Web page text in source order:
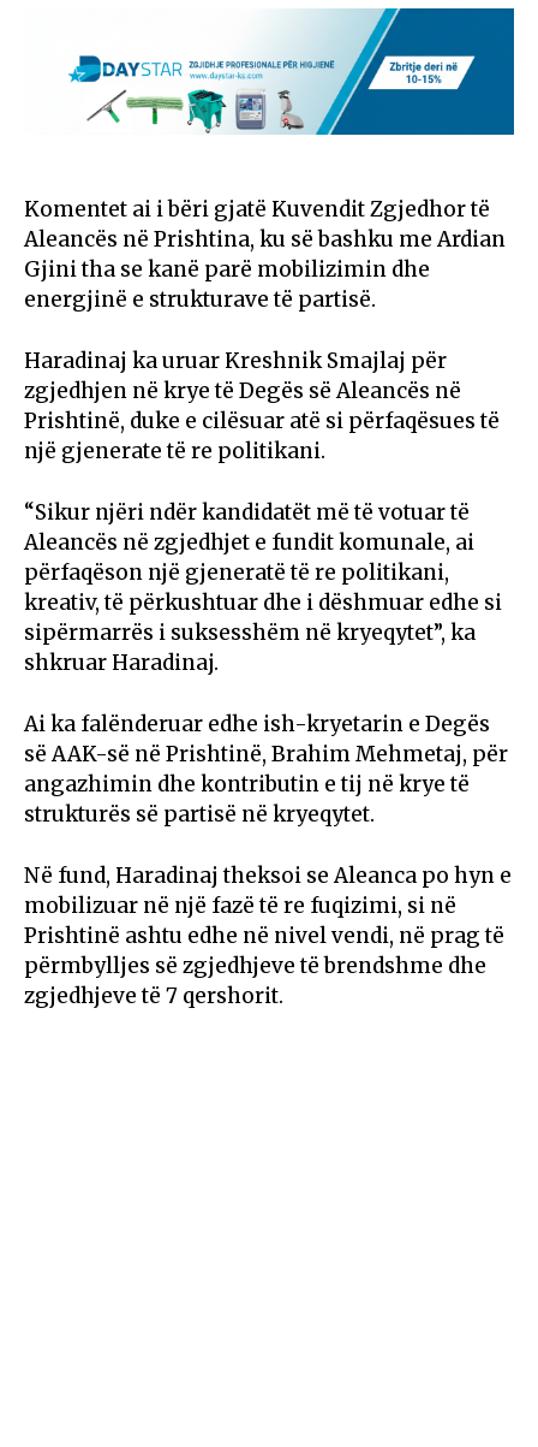
Komentet ai i bëri gjatë Kuvendit Zgjedhor të
Aleancës në Prishtina, ku së bashku me Ardian
Gjini tha se kanë parë mobilizimin dhe
energjinë e strukturave të partisë.
Haradinaj ka uruar Kreshnik Smajlaj për
zgjedhjen në krye të Degës së Aleancës në
Prishtinë, duke e cilësuar atë si përfaqësues të
një gjenerate të re politikani.
“Sikur njëri ndër kandidatët më të votuar të
Aleancës në zgjedhjet e fundit komunale, ai
përfaqëson një gjeneratë të re politikani,
kreativ, të përkushtuar dhe i dëshmuar edhe si
sipërmarrës i suksesshëm në kryeqytet”, ka
shkruar Haradinaj.
Ai ka falënderuar edhe ish-kryetarin e Degës
së AAK-së në Prishtinë, Brahim Mehmetaj, për
angazhimin dhe kontributin e tij në krye të
strukturës së partisë në kryeqytet.
Në fund, Haradinaj theksoi se Aleanca po hyn e
mobilizuar në një fazë të re fuqizimi, si në
Prishtinë ashtu edhe në nivel vendi, në prag të
përmbylljes së zgjedhjeve të brendshme dhe
zgjedhjeve të 7 qershorit.